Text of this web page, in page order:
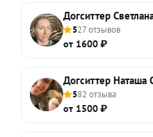
Догситтер
527 отзывов
от 1600 ₽
Догситтер Наташа
582 отзыва
от 1500 ₽